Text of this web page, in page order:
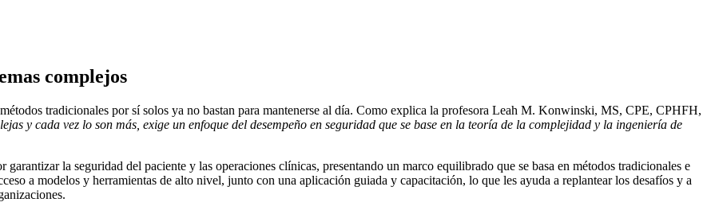
complejos
tradicionales por sí solos ya no bastan para mantenerse al día. Como explica la profesora Leah M. Konwinski, MS, CPE, CPHFH,
y cada vez lo son más, exige un enfoque del desempeño en seguridad que se base en la teoría de la complejidad y la ingeniería de
la seguridad del paciente y las operaciones clínicas, presentando un marco equilibrado que se basa en métodos tradicionales e
a modelos y herramientas de alto nivel, junto con una aplicación guiada y capacitación, lo que les ayuda a replantear los desafíos y a